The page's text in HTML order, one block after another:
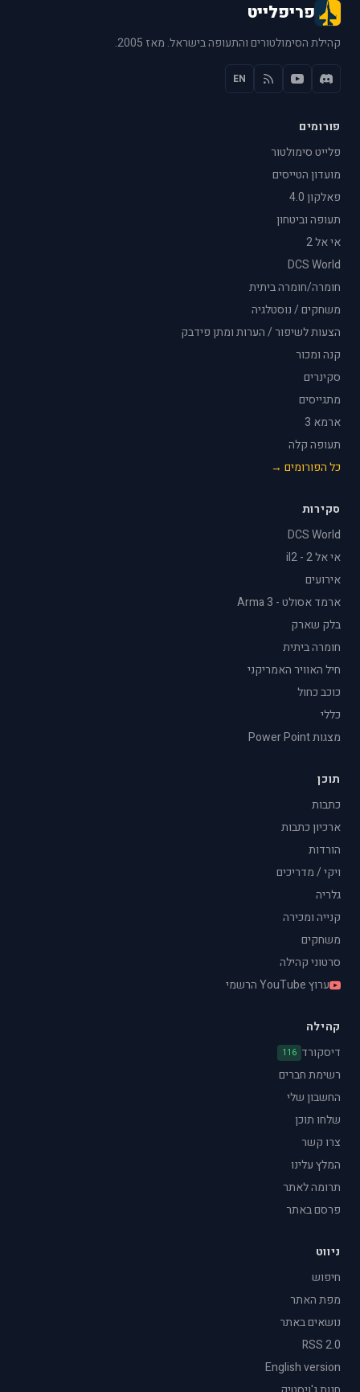
פריפלייט
קהילת הסימולטורים והתעופה בישראל. מאז 2005.
EN
פורומים
פלייט סימולטור
מועדון הטייסים
פאלקון 4.0
תעופה וביטחון
אי אל 2
DCS World
חומרה/חומרה ביתית
משחקים / נוסטלגיה
הצעות לשיפור / הערות ומתן פידבק
קנה ומכור
סקינרים
מתגייסים
ארמא 3
תעופה קלה
כל הפורומים →
סקירות
DCS World
אי אל 2 - il2
אירועים
ארמד אסולט - Arma 3
בלק שארק
חומרה ביתית
חיל האוויר האמריקני
כוכב כחול
כללי
מצגות Power Point
תוכן
כתבות
ארכיון כתבות
הורדות
ויקי / מדריכים
גלריה
קנייה ומכירה
משחקים
סרטוני קהילה
ערוץ YouTube הרשמי
קהילה
דיסקורד 116
רשימת חברים
החשבון שלי
שלחו תוכן
צרו קשר
המלץ עלינו
תרומה לאתר
פרסם באתר
ניווט
חיפוש
מפת האתר
נושאים באתר
RSS 2.0
English version